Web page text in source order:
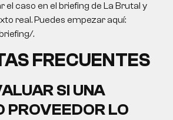
el caso en el briefing de La Brutal y
real. Puedes empezar aquí:
.
FRECUENTES
SI UNA
PROVEEDOR LO